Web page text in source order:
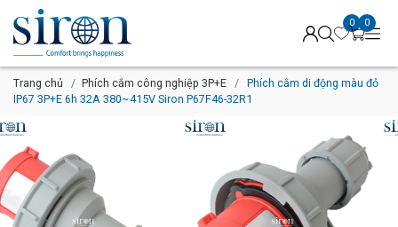
0 0
Trang chủ Phích cắm công nghiệp 3P+E
Phích cắm di động màu đỏ
IP67 3P+E 6h 32A 380~415V Siron P67F46-32R1